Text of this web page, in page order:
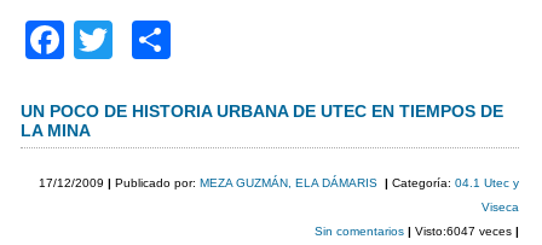
F
c
e
b
T
tt
er
m
p
ar
UN POCO DE HISTORIA URBANA DE UTEC EN TIEMPOS DE
LA MINA
17/12/2009 | Publicado por:MEZA GUZMÁN, ELA DÁMARIS |Categoría:04.1 Utec y
Viseca
Sin comentarios| Visto:6047 veces|